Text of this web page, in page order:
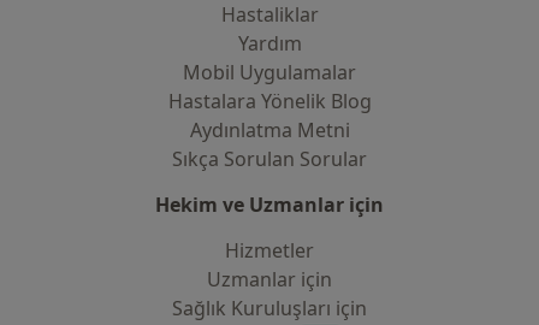
Hastaliklar
Yardım
Mobil Uygulamalar
Hastalara Yönelik Blog
Aydınlatma Metni
Sıkça Sorulan Sorular
Hekim ve Uzmanlar için
Hizmetler
Uzmanlar için
Sağlık Kuruluşları için